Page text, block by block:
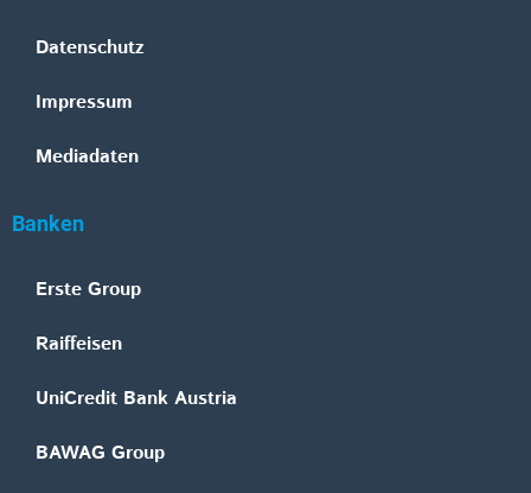
Datenschutz
Impressum
Mediadaten
Banken
Erste Group
Raiffeisen
UniCredit Bank Austria
BAWAG Group